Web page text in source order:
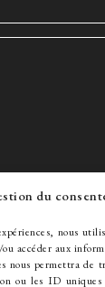
du
nous
accéder aux
nous permettra de
ou les ID